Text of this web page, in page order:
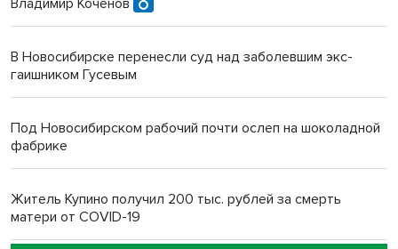
Владимир Коченов
В Новосибирске перенесли суд над заболевшим экс-
гаишником Гусевым
Под Новосибирском рабочий почти ослеп на шоколадной
фабрике
Житель Купино получил 200 тыс. рублей за смерть
матери от COVID-19